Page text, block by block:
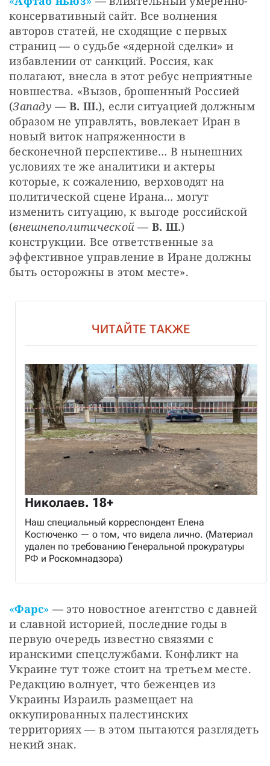
консервативный сайт. Все волнения
авторов статей, не сходящие с первых
страниц — о судьбе «ядерной сделки» и
избавлении от санкций. Россия, как
полагают, внесла в этот ребус неприятные
новшества. «Вызов, брошенный Россией
(Западу — В. Ш.), если ситуацией должным
образом не управлять, вовлекает Иран в
новый виток напряженности в
бесконечной перспективе… В нынешних
условиях те же аналитики и актеры
которые, к сожалению, верховодят на
политической сцене Ирана… могут
изменить ситуацию, к выгоде российской
(внешнеполитической — В. Ш.)
конструкции. Все ответственные за
эффективное управление в Иране должны
быть осторожны в этом месте».
ЧИТАЙТЕ ТАКЖЕ
Николаев. 18+
Наш специальный корреспондент Елена
Костюченко — о том, что видела лично. (Материал
удален по требованию Генеральной прокуратуры
РФ и Роскомнадзора)
«Фарс» — это новостное агентство с давней
и славной историей, последние годы в
первую очередь известно связями с
иранскими спецслужбами. Конфликт на
Украине тут тоже стоит на третьем месте.
Редакцию волнует, что беженцев из
Украины Израиль размещает на
оккупированных палестинских
территориях — в этом пытаются разглядеть
некий знак.